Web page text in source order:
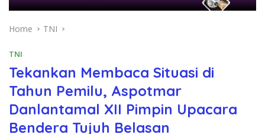
Home TNI
TNI
Tekankan Membaca Situasi di
Tahun Pemilu, Aspotmar
Danlantamal XII Pimpin Upacara
Bendera Tujuh Belasan